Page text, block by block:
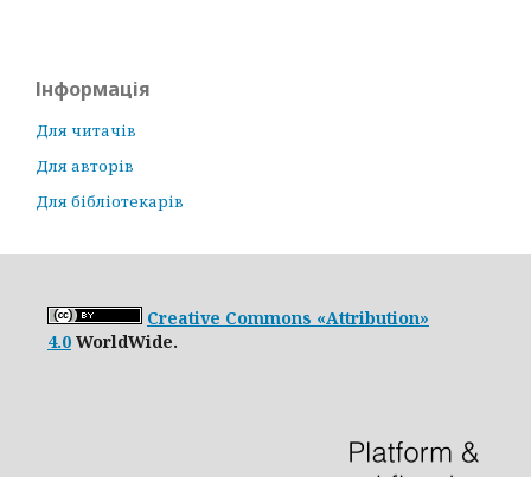
Інформація
Для читачів
Для авторів
Для бібліотекарів
Creative Commons «Attribution»
4.0 WorldWide.